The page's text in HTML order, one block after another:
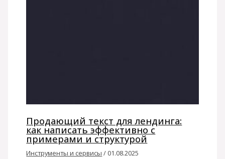
Продающий текст для лендинга:
как написать эффективно с
примерами и структурой
Инструменты и сервисы / 01.08.2025